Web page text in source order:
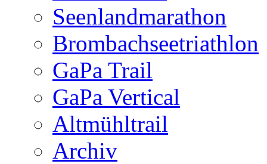
Seenlandmarathon
Brombachseetriathlon
GaPa Trail
GaPa Vertical
Altmühltrail
Archiv